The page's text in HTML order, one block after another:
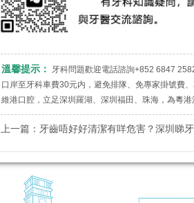
溫馨提示：
牙科問題歡迎電話諮詢+852 6847
口岸至牙科車費30元内，避免排隊、免專家掛號費
維港口腔，立足深圳羅湖、深圳福田、珠海，為粵港
上一篇： 牙齒唔好好清潔有咩危害？深圳睇牙推薦？